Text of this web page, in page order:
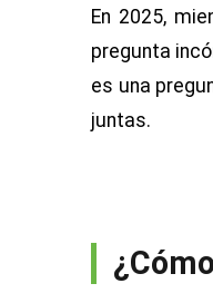
En 2025,
pregunta
es una
juntas.